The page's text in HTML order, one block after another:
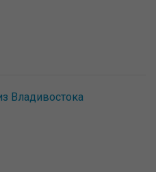
Владивостока